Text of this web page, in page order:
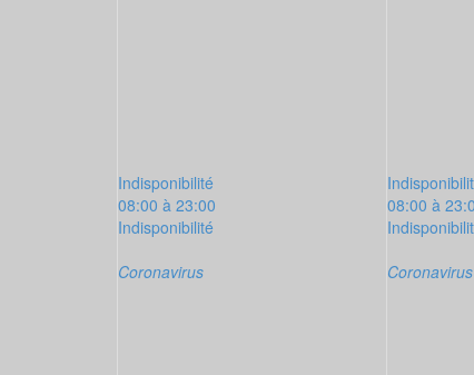
Indisponibilité
08:00 à 23:00
Indisponibilité
Coronavirus
08:00 à
Coronavirus